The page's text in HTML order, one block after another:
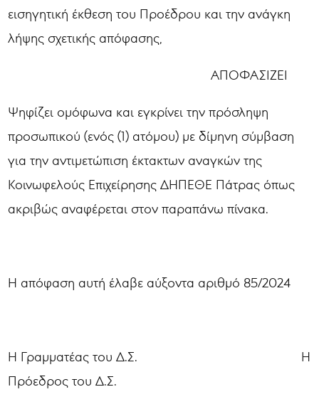
εισηγητική έκθεση του Προέδρου και την ανάγκη
λήψης σχετικής απόφασης,
ΑΠΟΦΑΣΙΖΕΙ
Ψηφίζει ομόφωνα και εγκρίνει την πρόσληψη
προσωπικού (ενός (1) ατόμου) με δίμηνη σύμβαση
για την αντιμετώπιση έκτακτων αναγκών της
Κοινωφελούς Επιχείρησης ΔΗΠΕΘΕ Πάτρας όπως
ακριβώς αναφέρεται στον παραπάνω πίνακα.
Η απόφαση αυτή έλαβε αύξοντα αριθμό 85/2024
Η Γραμματέας του Δ.Σ. Η
Πρόεδρος του Δ.Σ.